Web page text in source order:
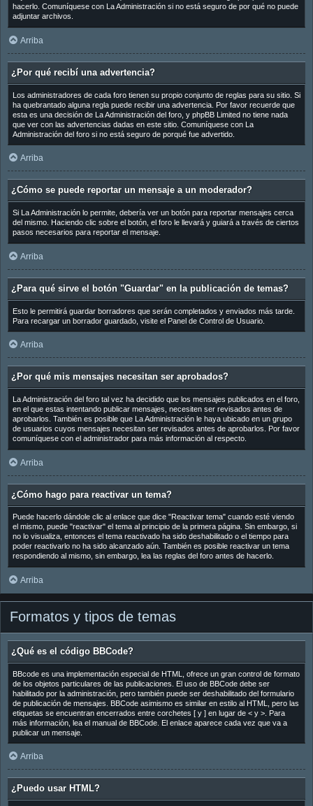
hacerlo. Comuníquese con La Administración si no está seguro de por qué no puede
adjuntar archivos.
Arriba
¿Por qué recibí una advertencia?
Los administradores de cada foro tienen su propio conjunto de reglas para su sitio. Si
ha quebrantado alguna regla puede recibir una advertencia. Por favor recuerde que
esta es una decisión de La Administración del foro, y phpBB Limited no tiene nada
que ver con las advertencias dadas en este sitio. Comuníquese con La
Administración del foro si no está seguro de porqué fue advertido.
Arriba
¿Cómo se puede reportar un mensaje a un moderador?
Si La Administración lo permite, debería ver un botón para reportar mensajes cerca
del mismo. Haciendo clic sobre el botón, el foro le llevará y guiará a través de ciertos
pasos necesarios para reportar el mensaje.
Arriba
¿Para qué sirve el botón "Guardar" en la publicación de temas?
Esto le permitirá guardar borradores que serán completados y enviados más tarde.
Para recargar un borrador guardado, visite el Panel de Control de Usuario.
Arriba
¿Por qué mis mensajes necesitan ser aprobados?
La Administración del foro tal vez ha decidido que los mensajes publicados en el foro,
en el que estas intentando publicar mensajes, necesiten ser revisados antes de
aprobarlos. También es posible que La Administración le haya ubicado en un grupo
de usuarios cuyos mensajes necesitan ser revisados antes de aprobarlos. Por favor
comuníquese con el administrador para más información al respecto.
Arriba
¿Cómo hago para reactivar un tema?
Puede hacerlo dándole clic al enlace que dice "Reactivar tema" cuando esté viendo
el mismo, puede "reactivar" el tema al principio de la primera página. Sin embargo, si
no lo visualiza, entonces el tema reactivado ha sido deshabilitado o el tiempo para
poder reactivarlo no ha sido alcanzado aún. También es posible reactivar un tema
respondiendo al mismo, sin embargo, lea las reglas del foro antes de hacerlo.
Arriba
Formatos y tipos de temas
¿Qué es el código BBCode?
BBcode es una implementación especial de HTML, ofrece un gran control de formato
de los objetos particulares de las publicaciones. El uso de BBCode debe ser
habilitado por la administración, pero también puede ser deshabilitado del formulario
de publicación de mensajes. BBCode asimismo es similar en estilo al HTML, pero las
etiquetas se encuentran encerrados entre corchetes [ y ] en lugar de < y >. Para
más información, lea el manual de BBCode. El enlace aparece cada vez que va a
publicar un mensaje.
Arriba
¿Puedo usar HTML?